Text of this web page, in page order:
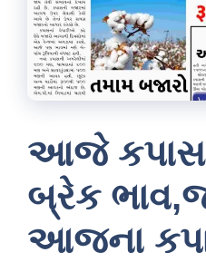
આજે
બ્રેક
આજના